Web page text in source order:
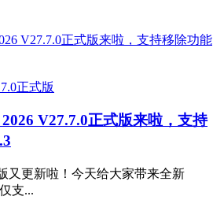
正式版
V27.7.0正式版来啦，支持
又更新啦！今天给大家带来全新
支...